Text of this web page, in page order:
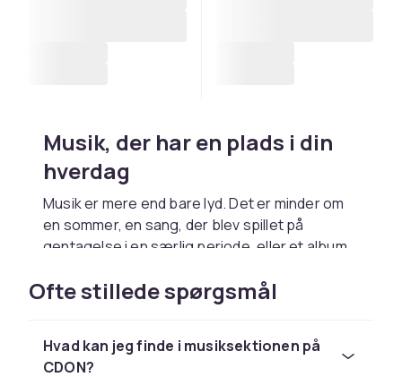
Musik, der har en plads i din
hverdag
Musik er mere end bare lyd. Det er minder om
en sommer, en sang, der blev spillet på
gentagelse i en særlig periode, eller et album,
lytter til vinyl derhjemme i stuen, spiller en CD i
bilen eller ser en koncert på Blu-ray en aften
musikken mere nærværende.
Ofte stillede spørgsmål
Hvad kan jeg finde i musiksektionen på
CDON?